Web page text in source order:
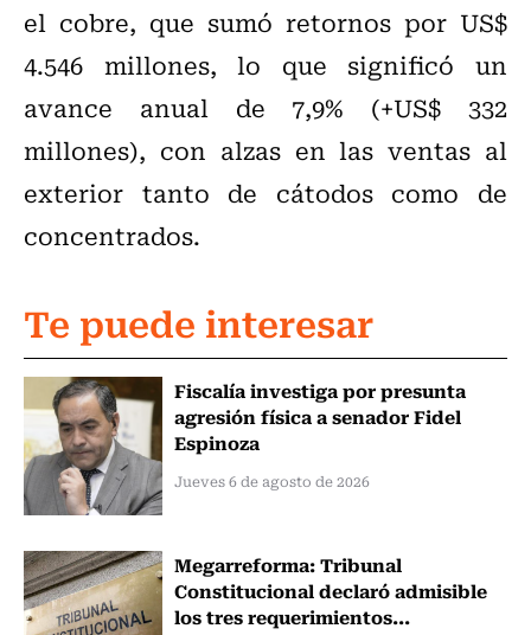
el cobre, que sumó retornos por US$
4.546 millones, lo que significó un
avance anual de 7,9% (+US$ 332
millones), con alzas en las ventas al
exterior tanto de cátodos como de
concentrados.
Te puede interesar
Fiscalía investiga por presunta
agresión física a senador Fidel
Espinoza
Jueves 6 de agosto de 2026
Megarreforma: Tribunal
Constitucional declaró admisible
los tres requerimientos...